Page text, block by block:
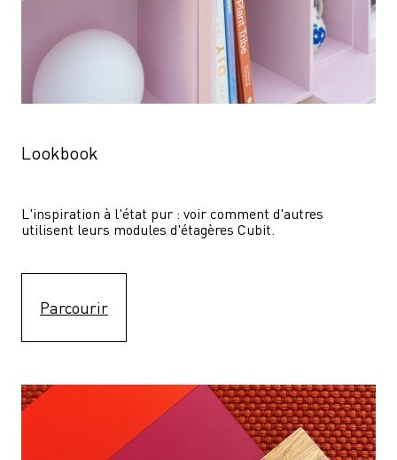
Lookbook
L'inspiration à l'état pur : voir comment d'autres
utilisent leurs modules d'étagères Cubit.
Parcourir